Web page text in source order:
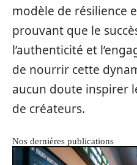
modèle de résilience
prouvant que le
l’authenticité et
de nourrir cette
aucun doute inspirer
de créateurs.
Nos dernières publications